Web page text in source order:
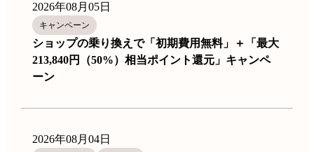
2026年08月05日
キャンペーン
ショップの乗り換えで「初期費用無料」＋「最大
213,840円（50%）相当ポイント還元」キャンペ
ーン
2026年08月04日